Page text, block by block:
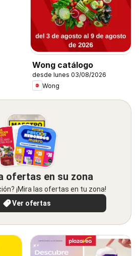
Wong catálogo
desde lunes 03/08/2026
Wong
ofertas en su zona
¡Mira las ofertas en tu zona!
Ver ofertas